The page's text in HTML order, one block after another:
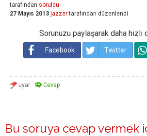
tarafından soruldu
27 Mayıs 2013 jazzertarafından düzenlendi
Sorunuzu paylaşarak daha hızlı
Facebook Twitter
Bu soruya cevap vermek